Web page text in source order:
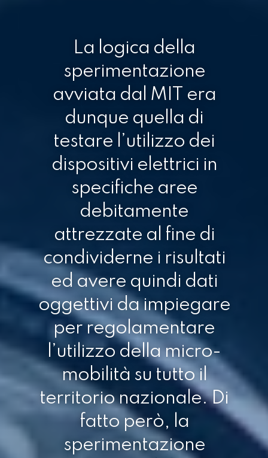
La logica della
sperimentazione
avviata dal MIT era
dunque quella di
testare l’utilizzo dei
dispositivi elettrici in
specifiche aree
debitamente
attrezzate al fine di
condividerne i risultati
ed avere quindi dati
oggettivi da impiegare
per regolamentare
l’utilizzo della micro-
mobilità su tutto il
territorio nazionale. Di
fatto però, la
sperimentazione